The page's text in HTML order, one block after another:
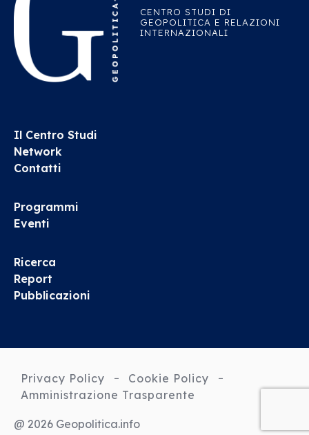
CENTRO STUDI DI
GEOPOLITICA E RELAZIONI
INTERNAZIONALI
Il Centro Studi
Network
Contatti
Programmi
Eventi
Ricerca
Report
Pubblicazioni
Privacy Policy
Cookie Policy
Amministrazione Trasparente
@ 2026 Geopolitica.info